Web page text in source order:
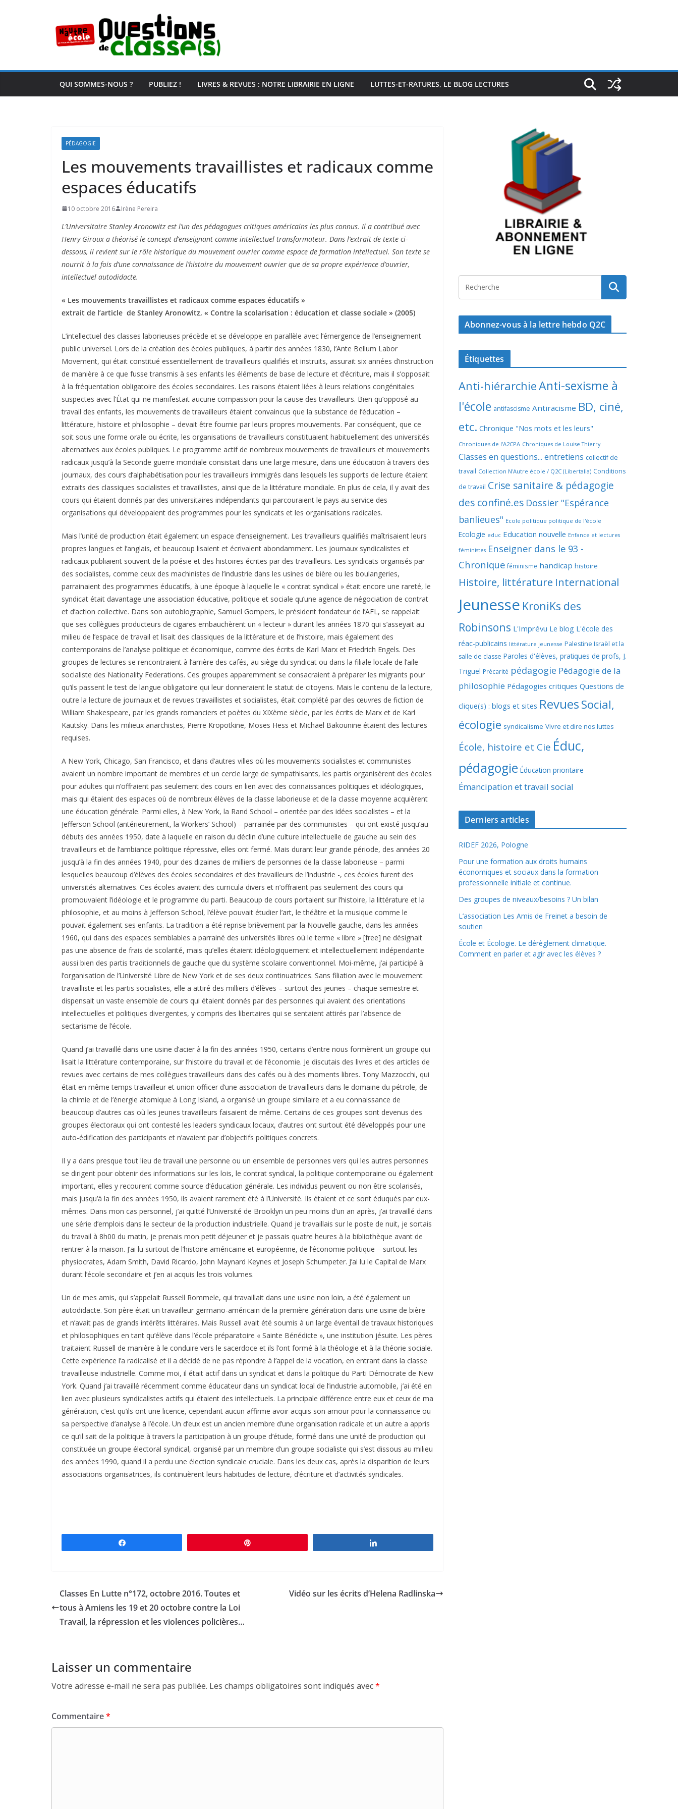
QUI SOMMES-NOUS ? PUBLIEZ ! LIVRES & REVUES : NOTRE LIBRAIRIE EN LIGNE LUTTES-ET-RATURES, LE BLOG LECTURES
PÉDAGOGIE
Les mouvements travaillistes et radicaux comme
espaces éducatifs
10 octobre 2016 Irène Pereira
L’Universitaire Stanley Aronowitz est l’un des pédagogues critiques américains les plus connus. Il a contribué avec
Henry Giroux a théorisé le concept d’enseignant comme intellectuel transformateur. Dans l’extrait de texte ci-
dessous, il revient sur le rôle historique du mouvement ouvrier comme espace de formation intellectuel. Son texte se
nourrit à la fois d’une connaissance de l’histoire du mouvement ouvrier que de sa propre expérience d’ouvrier,
intellectuel autodidacte.
« Les mouvements travaillistes et radicaux comme espaces éducatifs »
extrait de l’article de Stanley Aronowitz, « Contre la scolarisation : éducation et classe sociale » (2005)
L’intellectuel des classes laborieuses précède et se développe en parallèle avec l’émergence de l’enseignement
public universel. Lors de la création des écoles publiques, à partir des années 1830, l’Ante Bellum Labor
Movement, qui était constitué essentiellement de travailleurs qualifiés et instruits, assurait six années d’instruction
de manière à ce que fusse transmis à ses enfants les éléments de base de lecture et d’écriture, mais il s’opposait
à la fréquentation obligatoire des écoles secondaires. Les raisons étaient liées à leurs relations congénitales
suspectes avec l’État qui ne manifestait aucune compassion pour la cause des travailleurs. Bien qu’opposé au
travail des enfants, les mouvements de travailleurs étaient convaincus que la substance de l’éducation –
littérature, histoire et philosophie – devait être fournie par leurs propres mouvements. Par conséquent, que ce
soit sous une forme orale ou écrite, les organisations de travailleurs constituaient habituellement des universités
alternatives aux écoles publiques. Le programme actif de nombreux mouvements de travailleurs et mouvements
radicaux jusqu’à la Seconde guerre mondiale consistait dans une large mesure, dans une éducation à travers des
journaux, des cours d’alphabétisation pour les travailleurs immigrés dans lesquels les supports de lecture étaient
extraits des classiques socialistes et travaillistes, ainsi que de la littérature mondiale. En plus de cela, il y avait des
cours qui étaient donnés par des universitaires indépendants qui parcouraient le pays au service des
organisations qui développaient des programmes pour les syndicats et les organisations radicales.
Mais l’unité de production était également un espace d’enseignement. Les travailleurs qualifiés maîtrisaient leurs
propres langues et l’anglais, et beaucoup lisaient et écrivaient abondamment. Les journaux syndicalistes et
radicaux publiaient souvent de la poésie et des histoires écrites par des travailleurs. Les syndicats organisés par
des socialistes, comme ceux des machinistes de l’industrie dans les usines de bière ou les boulangeries,
parrainaient des programmes éducatifs, à une époque à laquelle le « contrat syndical » était encore une rareté, le
syndicat était davantage une association éducative, politique et sociale qu’une agence de négociation de contrat
et d’action collective. Dans son autobiographie, Samuel Gompers, le président fondateur de l’AFL, se rappelait
que ses collègues producteurs de cigares embauchèrent un « lecteur » durant les années 1870 qui s’asseyait au
milieu de l’espace de travail et lisait des classiques de la littérature et de l’histoire, mais également des
contemporains de l’analyse politique et économique, comme des écrits de Karl Marx et Friedrich Engels. Des
groupes de lectures se rencontraient à l’arrière des cafés, au siège du syndicat ou dans la filiale locale de l’aile
socialiste des Nationality Federations. Ces groupes apparemment se consacraient à préparer les migrants pour
qu’ils passent le test de langue obligatoire qui leur donneraient le statut de citoyens. Mais le contenu de la lecture,
outre la lecture de journaux et de revues travaillistes et socialistes, était complété par des œuvres de fiction de
William Shakespeare, par les grands romanciers et poètes du XIXème siècle, par les écrits de Marx et de Karl
Kautsky. Dans les milieux anarchistes, Pierre Kropotkine, Moses Hess et Michael Bakounine étaient des lectures
requises.
A New York, Chicago, San Francisco, et dans d’autres villes où les mouvements socialistes et communistes
avaient un nombre important de membres et un cercle large de sympathisants, les partis organisèrent des écoles
pour adultes qui n’offraient pas seulement des cours en lien avec des connaissances politiques et idéologiques,
mais qui étaient des espaces où de nombreux élèves de la classe laborieuse et de la classe moyenne acquièrent
une éducation générale. Parmi elles, à New York, la Rand School – orientée par des idées socialistes – et la
Jefferson School (antérieurement, la Workers’ School) – parrainée par des communistes – qui ont existé jusqu’au
débuts des années 1950, date à laquelle en raison du déclin d’une culture intellectuelle de gauche au sein des
travailleurs et de l’ambiance politique répressive, elles ont fermé. Mais durant leur grande période, des années 20
jusqu’à la fin des années 1940, pour des dizaines de milliers de personnes de la classe laborieuse – parmi
lesquelles beaucoup d’élèves des écoles secondaires et des travailleurs de l’industrie -, ces écoles furent des
universités alternatives. Ces écoles avaient des curricula divers et n’offraient pas seulement des cours qui
promouvaient l’idéologie et le programme du parti. Beaucoup de cours portaient sur l’histoire, la littérature et la
philosophie, et au moins à Jefferson School, l’élève pouvait étudier l’art, le théâtre et la musique comme le
pouvait également ses enfants. La tradition a été reprise brièvement par la Nouvelle gauche, dans les années
1960, qui dans des espaces semblables a parrainé des universités libres où le terme « libre » [free] ne désignait
pas une absence de frais de scolarité, mais qu’elles étaient idéologiquement et intellectuellement indépendante
aussi bien des partis traditionnels de gauche que du système scolaire conventionnel. Moi-même, j’ai participé à
l’organisation de l’Université Libre de New York et de ses deux continuatrices. Sans filiation avec le mouvement
travailliste et les partis socialistes, elle a attiré des milliers d’élèves – surtout des jeunes – chaque semestre et
dispensait un vaste ensemble de cours qui étaient donnés par des personnes qui avaient des orientations
intellectuelles et politiques divergentes, y compris des libertaires qui se sentaient attirés par l’absence de
sectarisme de l’école.
Quand j’ai travaillé dans une usine d’acier à la fin des années 1950, certains d’entre nous formèrent un groupe qui
lisait la littérature contemporaine, sur l’histoire du travail et de l’économie. Je discutais des livres et des articles de
revues avec certains de mes collègues travailleurs dans des cafés ou à des moments libres. Tony Mazzocchi, qui
était en même temps travailleur et union officer d’une association de travailleurs dans le domaine du pétrole, de
la chimie et de l’énergie atomique à Long Island, a organisé un groupe similaire et a eu connaissance de
beaucoup d’autres cas où les jeunes travailleurs faisaient de même. Certains de ces groupes sont devenus des
groupes électoraux qui ont contesté les leaders syndicaux locaux, d’autres ont surtout été développés pour une
auto-édification des participants et n’avaient par d’objectifs politiques concrets.
Il y a dans presque tout lieu de travail une personne ou un ensemble de personnes vers qui les autres personnes
se dirigent pour obtenir des informations sur les lois, le contrat syndical, la politique contemporaine ou également
important, elles y recourent comme source d’éducation générale. Les individus peuvent ou non être scolarisés,
mais jusqu’à la fin des années 1950, ils avaient rarement été à l’Université. Ils étaient et ce sont éduqués par eux-
mêmes. Dans mon cas personnel, j’ai quitté l’Université de Brooklyn un peu moins d’un an après, j’ai travaillé dans
une série d’emplois dans le secteur de la production industrielle. Quand je travaillais sur le poste de nuit, je sortais
du travail à 8h00 du matin, je prenais mon petit déjeuner et je passais quatre heures à la bibliothèque avant de
rentrer à la maison. J’ai lu surtout de l’histoire américaine et européenne, de l’économie politique – surtout les
physiocrates, Adam Smith, David Ricardo, John Maynard Keynes et Joseph Schumpeter. J’ai lu le Capital de Marx
durant l’école secondaire et j’en ai acquis les trois volumes.
Un de mes amis, qui s’appelait Russell Rommele, qui travaillait dans une usine non loin, a été également un
autodidacte. Son père était un travailleur germano-américain de la première génération dans une usine de bière
et n’avait pas de grands intérêts littéraires. Mais Russell avait été soumis à un large éventail de travaux historiques
et philosophiques en tant qu’élève dans l’école préparatoire « Sainte Bénédicte », une institution jésuite. Les pères
traitaient Russell de manière à le conduire vers le sacerdoce et ils l’ont formé à la théologie et à la théorie sociale.
Cette expérience l’a radicalisé et il a décidé de ne pas répondre à l’appel de la vocation, en entrant dans la classe
travailleuse industrielle. Comme moi, il était actif dans un syndicat et dans la politique du Parti Démocrate de New
York. Quand j’ai travaillé récemment comme éducateur dans un syndicat local de l’industrie automobile, j’ai été en
lien avec plusieurs syndicalistes actifs qui étaient des intellectuels. La principale différence entre eux et ceux de ma
génération, c’est qu’ils ont une licence, cependant aucun affirme avoir acquis son amour pour la connaissance ou
sa perspective d’analyse à l’école. Un d’eux est un ancien membre d’une organisation radicale et un autre a appris
ce qu’il sait de la politique à travers la participation à un groupe d’étude, formé dans une unité de production qui
constituée un groupe électoral syndical, organisé par un membre d’un groupe socialiste qui s’est dissous au milieu
des années 1990, quand il a perdu une élection syndicale cruciale. Dans les deux cas, après la disparition de leurs
associations organisatrices, ils continuèrent leurs habitudes de lecture, d’écriture et d’activités syndicales.
Classes En Lutte n°172, octobre 2016. Toutes et
tous à Amiens les 19 et 20 octobre contre la Loi
Travail, la répression et les violences policières…
Vidéo sur les écrits d’Helena Radlinska
Laisser un commentaire
Votre adresse e-mail ne sera pas publiée. Les champs obligatoires sont indiqués avec*
Commentaire*
Abonnez-vous à la lettre hebdo Q2C
Étiquettes
Anti-hiérarchieAnti-sexisme à
l'école antifascisme Antiracisme BD, ciné,
etc. Chronique "Nos mots et les leurs"
Chroniques de l'A2CPA Chroniques de Louise Thierry
Classes en questions... entretiens collectif de
travail Collection N'Autre école / Q2C (Libertalia) Conditions
de travail Crise sanitaire & pédagogie
des confiné.es Dossier "Espérance
banlieues" Ecole politique politique de l'école
Ecologie educ Education nouvelle Enfance et lectures
féministes Enseigner dans le 93 -
Chronique féminisme handicap histoire
Histoire, littérature International
Jeunesse KroniKs des
Robinsons L'Imprévu Le blog L'école des
réac-publicains littérature jeunesse Palestine Israël et la
salle de classe Paroles d'élèves, pratiques de profs, J.
Triguel Précarité pédagogie Pédagogie de la
philosophie Pédagogies critiques Questions de
clique(s) : blogs et sites RevuesSocial,
écologie syndicalisme Vivre et dire nos luttes
École, histoire et Cie Éduc,
pédagogie Éducation prioritaire
Émancipation et travail social
Derniers articles
RIDEF 2026, Pologne
Pour une formation aux droits humains
économiques et sociaux dans la formation
professionnelle initiale et continue.
Des groupes de niveaux/besoins ? Un bilan
L’association Les Amis de Freinet a besoin de
soutien
École et Écologie. Le dérèglement climatique.
Comment en parler et agir avec les élèves ?